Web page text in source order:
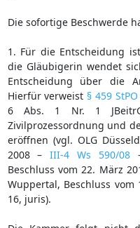
Die sofortige Beschwerde
1. Für die Entscheidung
die Gläubigerin wendet
Entscheidung über die
Hierfür verweist § 459 StPO
6 Abs. 1 Nr. 1
Zivilprozessordnung und
eröffnen (vgl. OLG
2008 –III-4 Ws 590/08
Beschluss vom 22. März
Wuppertal, Beschluss vom
16, juris).